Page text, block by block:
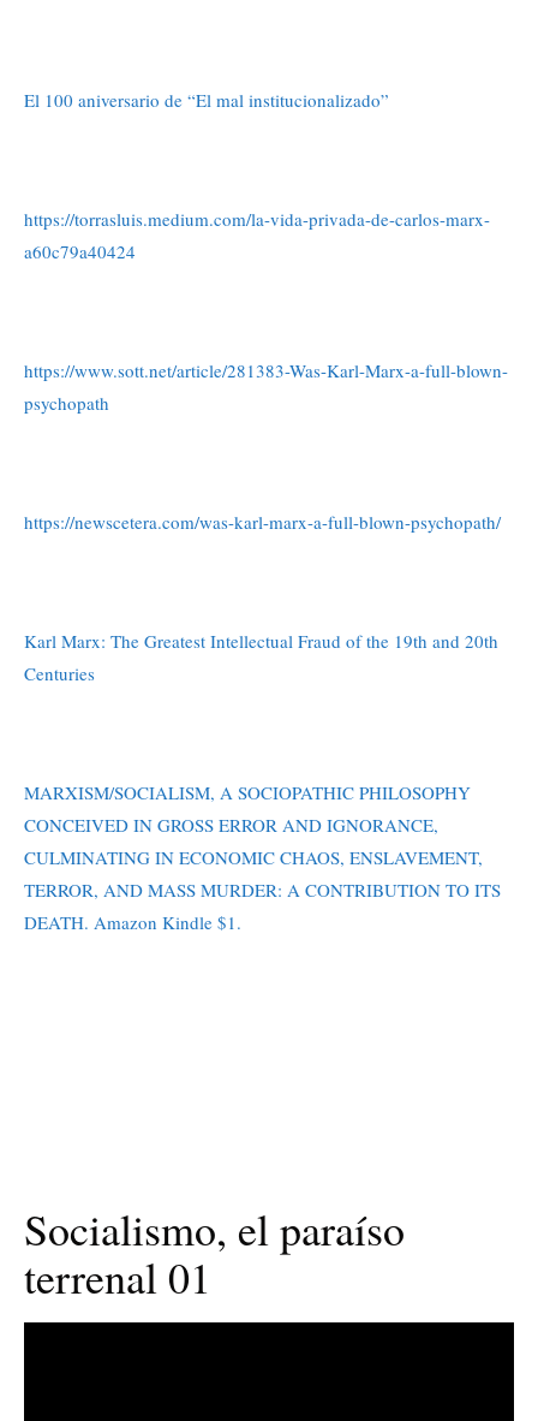
El 100 aniversario de “El mal institucionalizado”
https://torrasluis.medium.com/la-vida-privada-de-carlos-marx-
a60c79a40424
https://www.sott.net/article/281383-Was-Karl-Marx-a-full-blown-
psychopath
https://newscetera.com/was-karl-marx-a-full-blown-psychopath/
Karl Marx: The Greatest Intellectual Fraud of the 19th and 20th
Centuries
MARXISM/SOCIALISM, A SOCIOPATHIC PHILOSOPHY
CONCEIVED IN GROSS ERROR AND IGNORANCE,
CULMINATING IN ECONOMIC CHAOS, ENSLAVEMENT,
TERROR, AND MASS MURDER: A CONTRIBUTION TO ITS
DEATH. Amazon Kindle $1.
Socialismo, el paraíso
terrenal 01